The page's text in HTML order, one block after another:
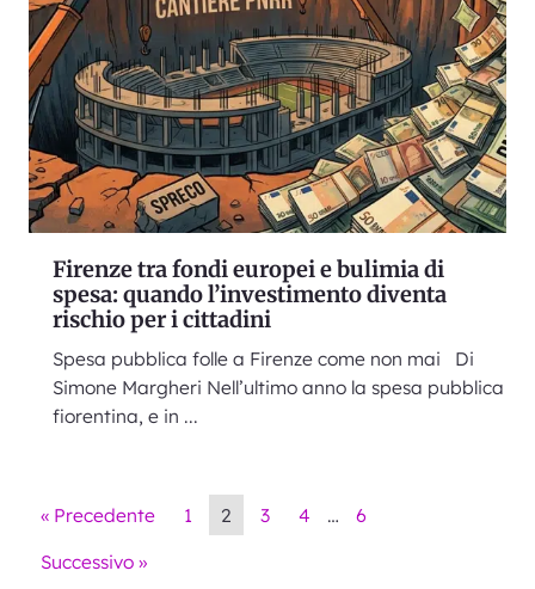
Firenze tra fondi europei e bulimia di
spesa: quando l’investimento diventa
rischio per i cittadini
Spesa pubblica folle a Firenze come non mai Di
Simone Margheri Nell’ultimo anno la spesa pubblica
fiorentina, e in ...
« Precedente 1 2 3 4 …
6
Successivo »